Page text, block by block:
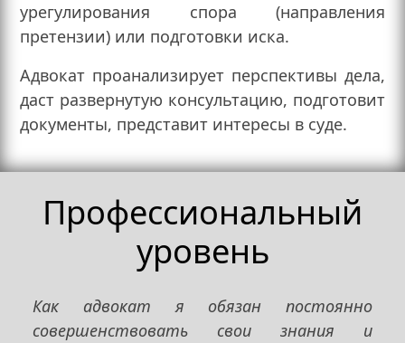
урегулирования спора (направления
претензии) или подготовки иска.
Адвокат проанализирует перспективы дела,
даст развернутую консультацию, подготовит
документы, представит интересы в суде.
Профессиональный
уровень
Как адвокат я обязан постоянно
совершенствовать свои знания и